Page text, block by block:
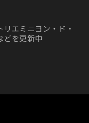
エミニヨン・ド・
どを更新中